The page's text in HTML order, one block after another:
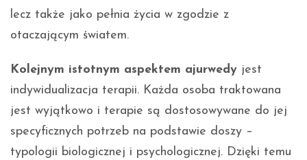
lecz także jako pełnia życia w zgodzie z
otaczającym światem.
Kolejnym istotnym aspektem ajurwedy jest
indywidualizacja terapii. Każda osoba traktowana
jest wyjątkowo i terapie są dostosowywane do jej
specyficznych potrzeb na podstawie doszy –
typologii biologicznej i psychologicznej. Dzięki temu